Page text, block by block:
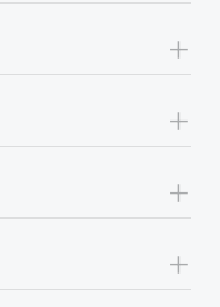
+
+
+
+